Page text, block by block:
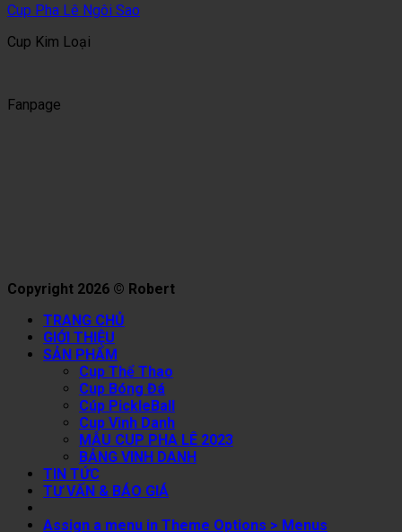
Cup Pha Lê Ngôi Sao
Cup Kim Loại
Fanpage
Copyright 2026 © Robert
TRANG CHỦ
GIỚI THIỆU
SẢN PHẨM
Cup Thể Thao
Cup Bóng Đá
Cúp PickleBall
Cup Vinh Danh
MẪU CUP PHA LÊ 2023
BẢNG VINH DANH
TIN TỨC
TƯ VẤN & BÁO GIÁ
Assign a menu in Theme Options > Menus